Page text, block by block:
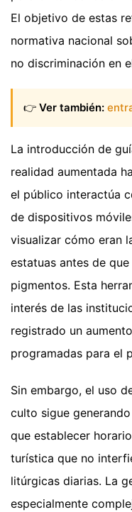
El objetivo de estas
normativa nacional
no discriminación en
👉 Ver también:
La introducción de
realidad aumentada
el público interactúa
de dispositivos
visualizar cómo eran
estatuas antes de
pigmentos. Esta
interés de las
registrado un
programadas para el
Sin embargo, el uso
culto sigue
que establecer
turística que no
litúrgicas diarias. La
especialmente